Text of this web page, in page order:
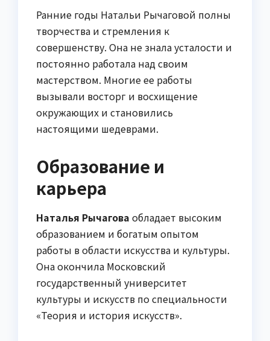
Ранние годы Натальи Рычаговой полны
творчества и стремления к
совершенству. Она не знала усталости и
постоянно работала над своим
мастерством. Многие ее работы
вызывали восторг и восхищение
окружающих и становились
настоящими шедеврами.
Образование и
карьера
Наталья Рычагова обладает высоким
образованием и богатым опытом
работы в области искусства и культуры.
Она окончила Московский
государственный университет
культуры и искусств по специальности
«Теория и история искусств».